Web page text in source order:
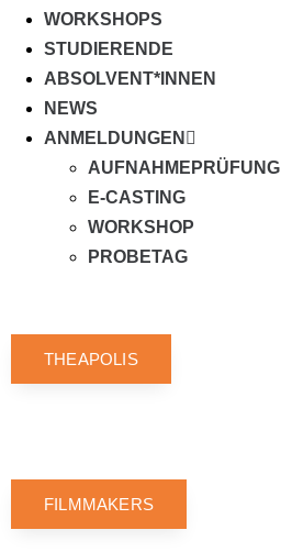
WORKSHOPS
STUDIERENDE
ABSOLVENT*INNEN
NEWS
ANMELDUNGEN
AUFNAHMEPRÜFUNG
E-CASTING
WORKSHOP
PROBETAG
THEAPOLIS
FILMMAKERS